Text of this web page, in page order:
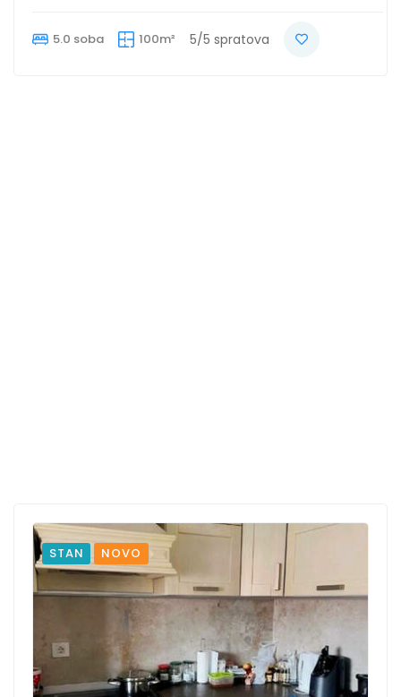
5.0 soba 100m² 5/5 spratova
STAN NOVO